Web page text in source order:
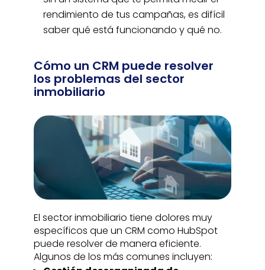
rendimiento de tus campañas, es difícil
saber qué está funcionando y qué no.
Cómo un CRM puede resolver
los problemas del sector
inmobiliario
El sector inmobiliario tiene dolores muy
específicos que un CRM como HubSpot
puede resolver de manera eficiente.
Algunos de los más comunes incluyen: